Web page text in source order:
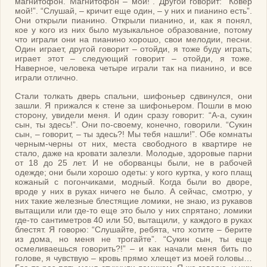
мой!”. “Слушай, – кричит еще один, – у них и пианино есть”.
Они открыли пианино. Открыли пианино, и, как я понял,
кое у кого из них было музыкальное образование, потому
что играли они на пианино хорошо, свои мелодии, песни.
Один играет, другой говорит – отойди, я тоже буду играть;
играет этот – следующий говорит – отойди, я тоже.
Наверное, человека четыре играли так на пианино, и все
играли отлично.
Стали толкать дверь спальни, шифоньер сдвинулся, они
зашли. Я прижался к стене за шифоньером. Пошли в мою
сторону, увидели меня. И один сразу говорит: “A-а, сукин
сын, ты здесь!”. Они по-своему, конечно, говорили. “Сукин
сын, – говорит, – ты здесь?! Мы тебя нашли!”. Обе комнаты
черным-черны от них, места свободного в квартире не
стало, даже на кровати залезли. Молодые, здоровые парни
от 18 до 25 лет. И не оборванцы были, не в рабочей
одежде; они были хорошо одеты: у кого куртка, у кого плащ
кожаный с погончиками, модный. Когда были во дворе,
вроде у них в руках ничего не было. А сейчас, смотрю, у
них такие железные блестящие ломики, не знаю, из рукавов
вытащили или где-то еще это было у них спрятано; ломики
где-то сантиметров 40 или 50, вытащили, у каждого в руках
блестят. Я говорю: “Слушайте, ребята, что хотите – берите
из дома, но меня не трогайте”. “Сукин сын, ты еще
осмеливаешься говорить?!” – и как начали меня бить по
голове, я чувствую – кровь прямо хлещет из моей головы…